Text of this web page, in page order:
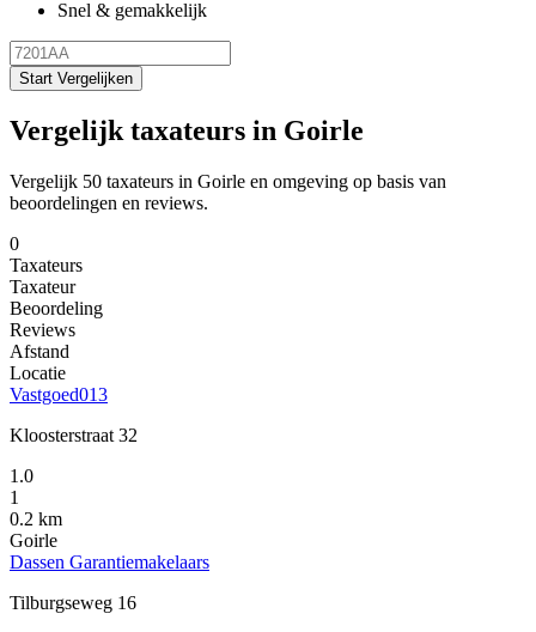
Snel & gemakkelijk
Start Vergelijken
Vergelijk taxateurs in Goirle
Vergelijk 50 taxateurs in Goirle en omgeving op basis van
beoordelingen en reviews.
0
Taxateurs
Taxateur
Beoordeling
Reviews
Afstand
Locatie
Vastgoed013
Kloosterstraat 32
1.0
1
0.2 km
Goirle
Dassen Garantiemakelaars
Tilburgseweg 16